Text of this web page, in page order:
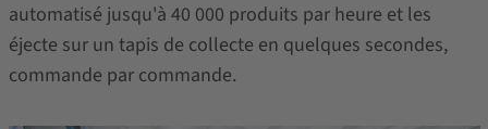
automatisé jusqu'à 40 000 produits par heure et les
éjecte sur un tapis de collecte en quelques secondes,
commande par commande.